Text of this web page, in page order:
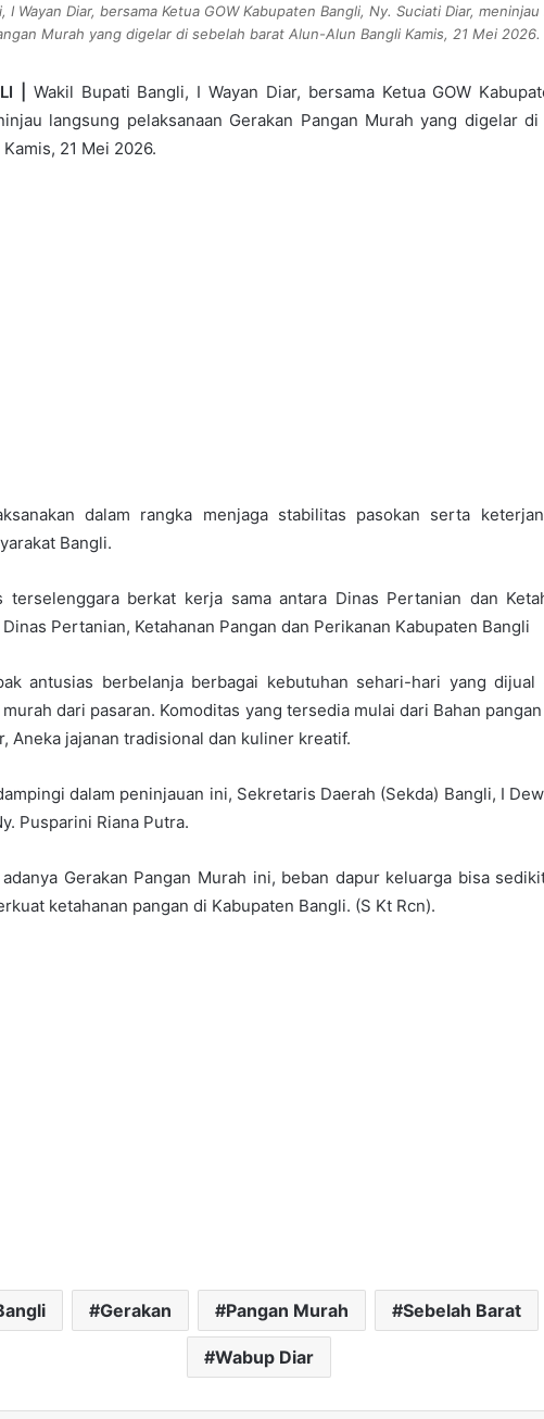
I Wayan Diar, bersama Ketua GOW Kabupaten Bangli, Ny. Suciati Diar,
Murah yang digelar di sebelah barat Alun-Alun Bangli Kamis, 21 Mei 2026.
|
Wakil Bupati Bangli, I Wayan Diar, bersama Ketua GOW
langsung pelaksanaan Gerakan Pangan Murah yang digelar
21 Mei 2026.
dalam rangka menjaga stabilitas pasokan serta
Bangli.
terselenggara berkat kerja sama antara Dinas Pertanian dan
Pertanian, Ketahanan Pangan dan Perikanan Kabupaten Bangli
antusias berbelanja berbagai kebutuhan sehari-hari yang dijual
dari pasaran. Komoditas yang tersedia mulai dari Bahan
Aneka jajanan tradisional dan kuliner kreatif.
dalam peninjauan ini, Sekretaris Daerah (Sekda) Bangli, I
Pusparini Riana Putra.
Gerakan Pangan Murah ini, beban dapur keluarga bisa
ketahanan pangan di Kabupaten Bangli. (S Kt Rcn).
Gerakan Pangan Murah Sebelah Barat
Wabup Diar